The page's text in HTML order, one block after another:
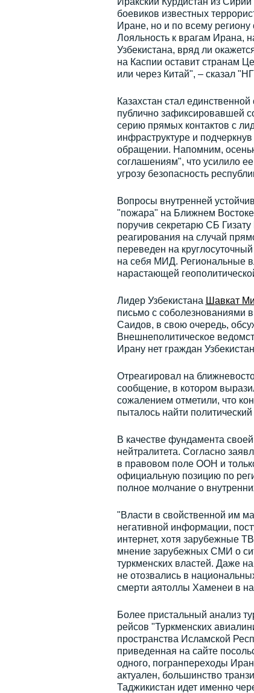
боевиков известных
Иране, но и по всему
Лояльность к врагам Ирана,
Узбекистана, вряд ли
на Каспии оставит странам
или через Китай", – сказал
Казахстан стал
публично зафиксировавшей
серию прямых контактов с
инфраструктуре и
обращении. Напомним,
соглашениям", что усилило
угрозу безопасность
Вопросы внутренней
"пожара" на Ближнем Востоке
поручив секретарю СБ
реагирования на случай
переведен на
на себя МИД. Региональные
нарастающей
Лидер Узбекистана Шавкат
письмо с соболезнованиями
Саидов, в свою очередь,
Внешнеполитическое
Ирану нет граждан
Отреагировал на
сообщение, в котором
сожалением отметили, что
пыталось найти
В качестве фундамента
нейтралитета. Согласно
в правовом поле ООН и
официальную позицию по
полное молчание о
"Власти в свойственной им
негативной информации,
интернет, хотя зарубежные
мнение зарубежных СМИ о
туркменских властей. Даже
не отозвались в
смерти аятоллы Хаменеи в
Более пристальный анализ
рейсов "Туркменских
пространства Исламской
приведенная на сайте
одного, погранпереходы
актуален, большинство
Таджикистан идет именно